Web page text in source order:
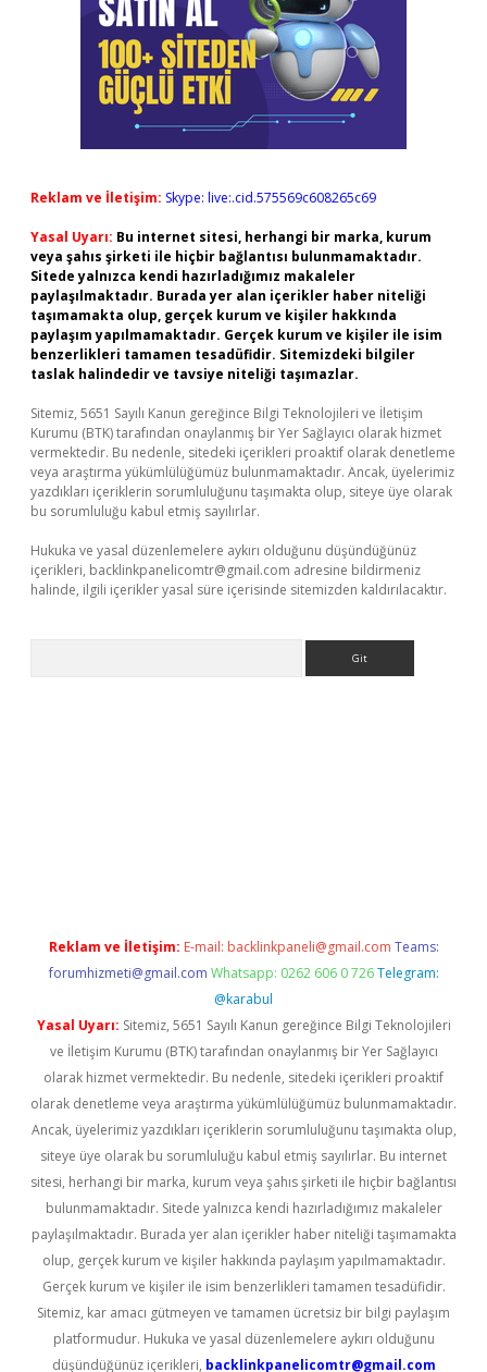
Reklam ve İletişim: Skype: live:.cid.575569c608265c69
Yasal Uyarı: Bu internet sitesi, herhangi bir marka, kurum
veya şahıs şirketi ile hiçbir bağlantısı bulunmamaktadır.
Sitede yalnızca kendi hazırladığımız makaleler
paylaşılmaktadır. Burada yer alan içerikler haber niteliği
taşımamakta olup, gerçek kurum ve kişiler hakkında
paylaşım yapılmamaktadır. Gerçek kurum ve kişiler ile isim
benzerlikleri tamamen tesadüfidir. Sitemizdeki bilgiler
taslak halindedir ve tavsiye niteliği taşımazlar.
Sitemiz, 5651 Sayılı Kanun gereğince Bilgi Teknolojileri ve İletişim
Kurumu (BTK) tarafından onaylanmış bir Yer Sağlayıcı olarak hizmet
vermektedir. Bu nedenle, sitedeki içerikleri proaktif olarak denetleme
veya araştırma yükümlülüğümüz bulunmamaktadır. Ancak, üyelerimiz
yazdıkları içeriklerin sorumluluğunu taşımakta olup, siteye üye olarak
bu sorumluluğu kabul etmiş sayılırlar.
Hukuka ve yasal düzenlemelere aykırı olduğunu düşündüğünüz
içerikleri, backlinkpanelicomtr@gmail.com adresine bildirmeniz
halinde, ilgili içerikler yasal süre içerisinde sitemizden kaldırılacaktır.
Reklam ve İletişim: E-mail: backlinkpaneli@gmail.com Teams:
forumhizmeti@gmail.com Whatsapp: 0262 606 0 726 Telegram:
@karabul
Yasal Uyarı: Sitemiz, 5651 Sayılı Kanun gereğince Bilgi Teknolojileri
ve İletişim Kurumu (BTK) tarafından onaylanmış bir Yer Sağlayıcı
olarak hizmet vermektedir. Bu nedenle, sitedeki içerikleri proaktif
olarak denetleme veya araştırma yükümlülüğümüz bulunmamaktadır.
Ancak, üyelerimiz yazdıkları içeriklerin sorumluluğunu taşımakta olup,
siteye üye olarak bu sorumluluğu kabul etmiş sayılırlar. Bu internet
sitesi, herhangi bir marka, kurum veya şahıs şirketi ile hiçbir bağlantısı
bulunmamaktadır. Sitede yalnızca kendi hazırladığımız makaleler
paylaşılmaktadır. Burada yer alan içerikler haber niteliği taşımamakta
olup, gerçek kurum ve kişiler hakkında paylaşım yapılmamaktadır.
Gerçek kurum ve kişiler ile isim benzerlikleri tamamen tesadüfidir.
Sitemiz, kar amacı gütmeyen ve tamamen ücretsiz bir bilgi paylaşım
platformudur. Hukuka ve yasal düzenlemelere aykırı olduğunu
düşündüğünüz içerikleri, backlinkpanelicomtr@gmail.com